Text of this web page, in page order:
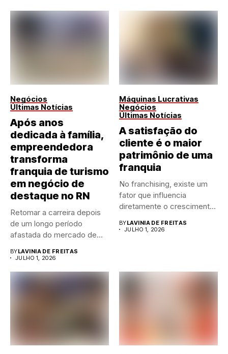
Negócios
Últimas Notícias
Após anos
dedicada à família,
empreendedora
transforma
franquia de turismo
em negócio de
destaque no RN
Retomar a carreira depois
de um longo período
afastada do mercado de...
BYLAVINIA DE FREITAS
JULHO 1, 2026
Máquinas Lucrativas
Negócios
Últimas Notícias
A satisfação do
cliente é o maior
patrimônio de uma
franquia
No franchising, existe um
fator que influencia
diretamente o crescimento
BYLAVINIA DE FREITAS
JULHO 1, 2026